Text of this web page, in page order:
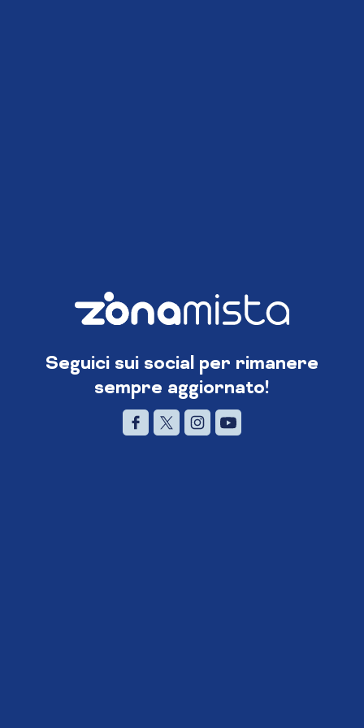
Seguici sui social per rimanere
sempre aggiornato!